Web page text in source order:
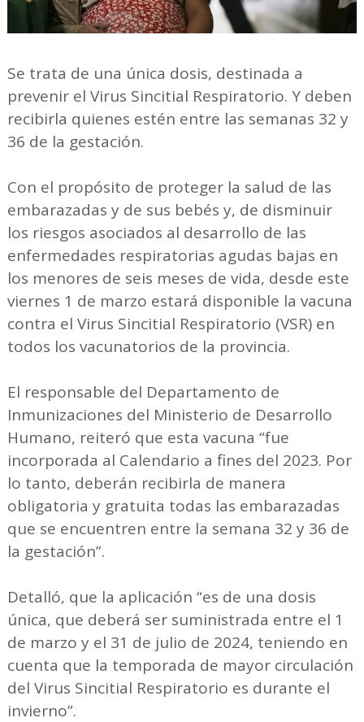
Se trata de una única dosis, destinada a
prevenir el Virus Sincitial Respiratorio. Y deben
recibirla quienes estén entre las semanas 32 y
36 de la gestación.
Con el propósito de proteger la salud de las
embarazadas y de sus bebés y, de disminuir
los riesgos asociados al desarrollo de las
enfermedades respiratorias agudas bajas en
los menores de seis meses de vida, desde este
viernes 1 de marzo estará disponible la vacuna
contra el Virus Sincitial Respiratorio (VSR) en
todos los vacunatorios de la provincia.
El responsable del Departamento de
Inmunizaciones del Ministerio de Desarrollo
Humano, reiteró que esta vacuna “fue
incorporada al Calendario a fines del 2023. Por
lo tanto, deberán recibirla de manera
obligatoria y gratuita todas las embarazadas
que se encuentren entre la semana 32 y 36 de
la gestación”.
Detalló, que la aplicación “es de una dosis
única, que deberá ser suministrada entre el 1
de marzo y el 31 de julio de 2024, teniendo en
cuenta que la temporada de mayor circulación
del Virus Sincitial Respiratorio es durante el
invierno”.